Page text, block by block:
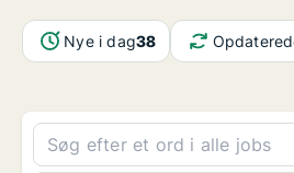
Nye i dag38